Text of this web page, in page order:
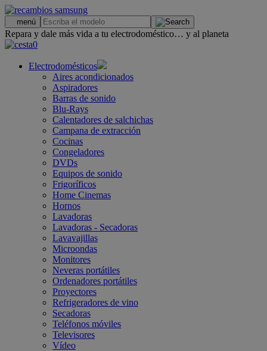
menú
Repara y dale más vida a tu electrodoméstico… y al planeta
0
Electrodomésticos
Aires acondicionados
Aspiradores
Barras de sonido
Blu-Rays
Calentadores de salchichas
Campana de extracción
Cocinas
Congeladores
DVDs
Equipos de sonido
Frigoríficos
Home Cinemas
Hornos
Lavadoras
Lavadoras - Secadoras
Lavavajillas
Microondas
Monitores
Neveras portátiles
Ordenadores portátiles
Proyectores
Refrigeradores de vino
Secadoras
Teléfonos móviles
Televisores
Vídeo